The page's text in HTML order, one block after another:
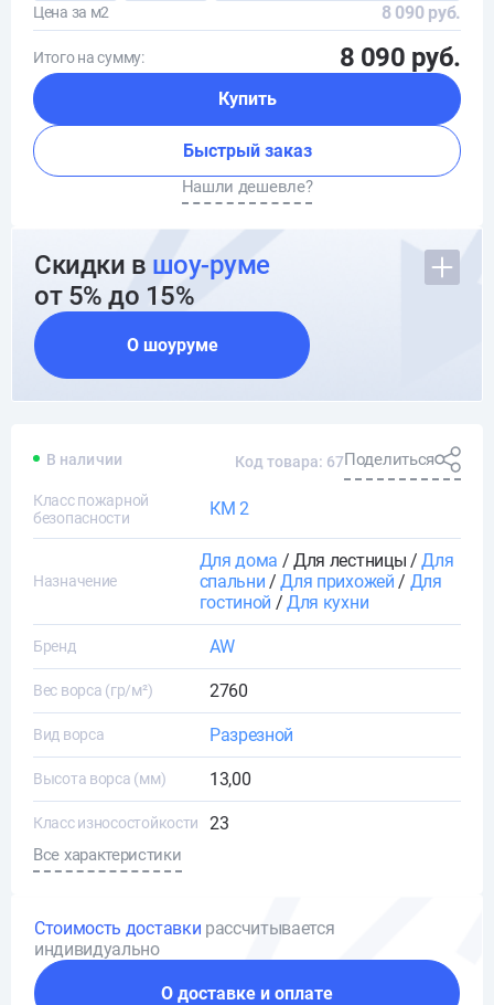
Цена за м2
8 090 руб.
Итого на сумму: 8 090 руб.
Купить
Быстрый заказ
Нашли дешевле?
Скидки в шоу-руме
от 5% до 15%
О шоуруме
В наличии Код товара: 67Поделиться
Класс пожарной
безопасности
КМ 2
Назначение
Для дома / Для лестницы /Для
спальни /Для прихожей / Для
гостиной /Для кухни
Бренд AW
Вес ворса (гр/м²) 2760
Вид ворса Разрезной
Высота ворса (мм) 13,00
Класс износостойкости 23
Все характеристики
Стоимость доставки рассчитывается
индивидуально
О доставке и оплате